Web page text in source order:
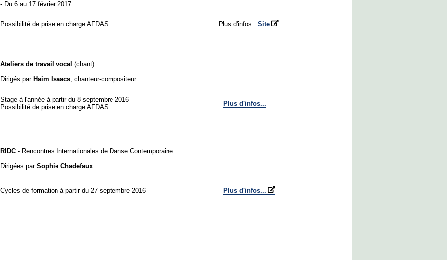
- Du 6 au 17 février 2017
Possibilité de prise en charge AFDAS Plus d'infos : Site
Ateliers de travail vocal (chant)
Dirigés par Haim Isaacs, chanteur-compositeur
Stage à l'année à partir du 8 septembre 2016
Possibilité de prise en charge AFDAS
Plus d'infos...
RIDC - Rencontres Internationales de Danse Contemporaine
Dirigées par Sophie Chadefaux
Cycles de formation à partir du 27 septembre 2016 Plus d'infos...